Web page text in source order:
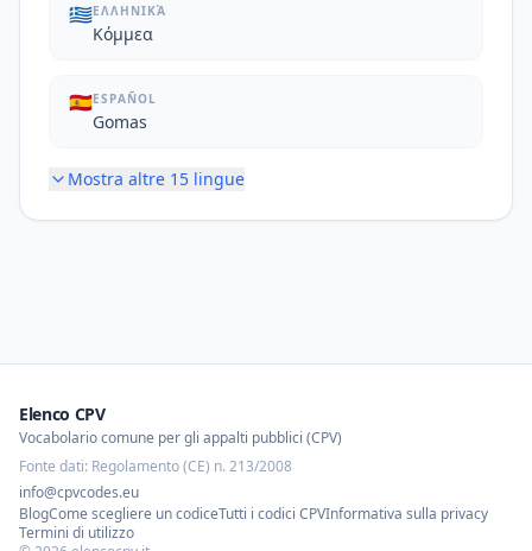
🇬🇷ΕΛΛΗΝΙΚΆ
Κόμμεα
🇪🇸ESPAÑOL
Gomas
Mostra altre 15 lingue
Elenco CPV
Vocabolario comune per gli appalti pubblici (CPV)
Fonte dati: Regolamento (CE) n. 213/2008
info@cpvcodes.eu
BlogCome scegliere un codiceTutti i codici CPVInformativa sulla privacy
Termini di utilizzo